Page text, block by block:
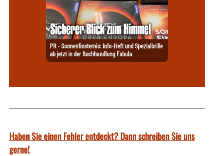
Haben Sie einen Fehler entdeckt? Dann schreiben Sie uns
gerne!